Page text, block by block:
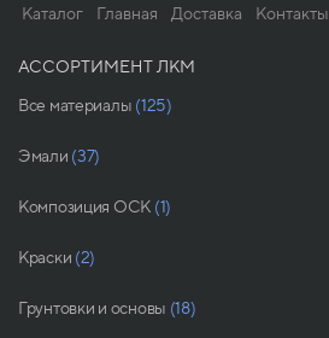
Каталог Главная Доставка Контакты
АССОРТИМЕНТ ЛКМ
Все материалы (125)
Эмали (37)
Композиция ОСК (1)
Краски (2)
Грунтовки и основы (18)